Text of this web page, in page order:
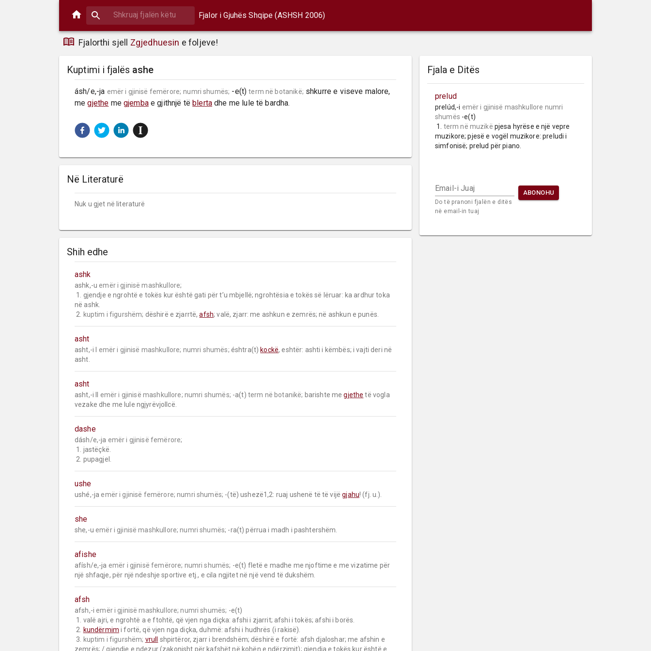
Fjalor i Gjuhës Shqipe (ASHSH 2006)
Fjalorthi sjell Zgjedhuesin e foljeve!
Kuptimi i fjalës ashe
ásh/e,-ja emër i gjinisë femërore; numri shumës; -e(t) term në botanikë; shkurre e viseve malore,
me gjethe me gjemba e gjithnjë të blerta dhe me lule të bardha.
Në Literaturë
Nuk u gjet në literaturë
Shih edhe
ashk
ashk,-u emër i gjinisë mashkullore;
në ashk.
2.
kuptim i figurshëm; dëshirë e zjarrtë, afsh; valë, zjarr: me ashkun e zemrës; në ashkun e punës.
asht
asht,-i I emër i gjinisë mashkullore; numri shumës; éshtra(t) kockë, eshtër: ashti i këmbës; i vajti deri në
asht.
asht
asht,-i II emër i gjinisë mashkullore; numri shumës; -a(t) term në botanikë; barishte me gjethe të vogla
vezake dhe me lule ngjyrëvjollcë.
dashe
dásh/e,-ja emër i gjinisë femërore;
2. pupagjel.
ushe
ushé,-ja emër i gjinisë femërore; numri shumës; -(të) ushezë1,2­: ruaj ushenë të të vijë gjahu! (fj. u.).
she
she,-u emër i gjinisë mashkullore; numri shumës; -ra(t) përrua i madh i pashtershëm.
afishe
afísh/e,-ja emër i gjinisë femërore; numri shumës; -e(t) fletë e madhe me njoftime e me vizatime për
një shfaqje, për një ndeshje sportive etj., e cila ngjitet në një vend të dukshëm.
afsh
afsh,-i emër i gjinisë mashkullore; numri shumës; -e(t)
2.
kundërmim i fortë, që vjen nga diçka, duhmë: afshi i hudhrës (i rakisë).
3.
kuptim i figurshëm; vrull
shpirtëror, zjarr i brendshëm; dëshirë e fortë: afsh djaloshar; me afshin e
zemrës; / gjendje e ndezur (zakonisht për kafshët në kohën e ndërzimit); gjendja e tokës kur është e
Fjala e Ditës
prelud
prelúd,-i emër i gjinisë mashkullore numri
shumës -e(t)
1. term në muzikë pjesa hyrëse e një vepre
muzikore; pjesë e vogël muzikore: preludi i
simfonisë; prelud për piano.
Email-i Juaj
Do të pranoni fjalën e ditës
në email-in tuaj
ABONOHU